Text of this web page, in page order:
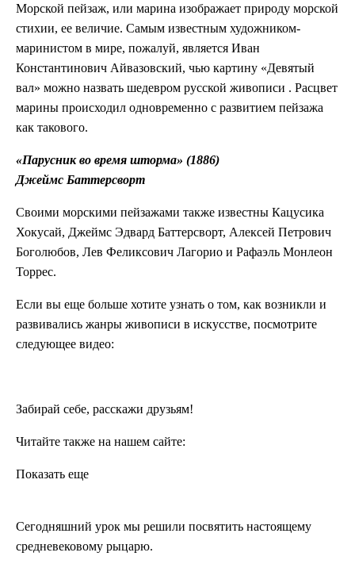
Морской пейзаж, или марина изображает природу морской
стихии, ее величие. Самым известным художником-
маринистом в мире, пожалуй, является Иван
Константинович Айвазовский, чью картину «Девятый
вал» можно назвать шедевром русской живописи . Расцвет
марины происходил одновременно с развитием пейзажа
как такового.
«Парусник во время шторма» (1886)
Джеймс Баттерсворт
Своими морскими пейзажами также известны Кацусика
Хокусай, Джеймс Эдвард Баттерсворт, Алексей Петрович
Боголюбов, Лев Феликсович Лагорио и Рафаэль Монлеон
Торрес.
Если вы еще больше хотите узнать о том, как возникли и
развивались жанры живописи в искусстве, посмотрите
следующее видео:
Забирай себе, расскажи друзьям!
Читайте также на нашем сайте:
Показать еще
Сегодняшний урок мы решили посвятить настоящему
средневековому рыцарю.